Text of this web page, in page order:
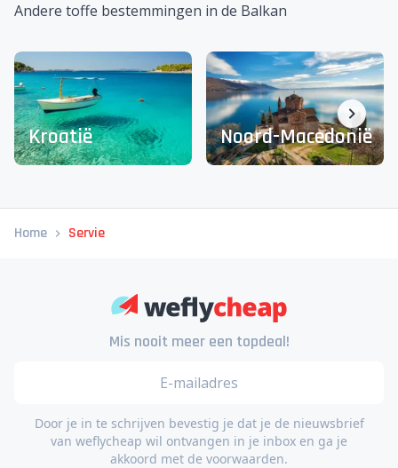
Andere toffe bestemmingen in de Balkan
Kroatië Noord-Macedonië
Home Servie
Mis nooit meer een topdeal!
Door je in te schrijven bevestig je dat je de nieuwsbrief
van weflycheap wil ontvangen in je inbox en ga je
akkoord met de voorwaarden.